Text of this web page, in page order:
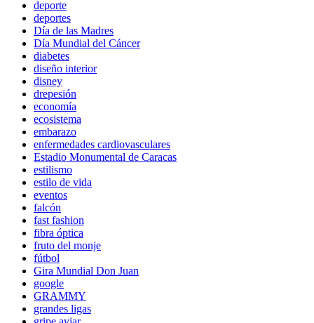
deporte
deportes
Día de las Madres
Día Mundial del Cáncer
diabetes
diseño interior
disney
drepesión
economía
ecosistema
embarazo
enfermedades cardiovasculares
Estadio Monumental de Caracas
estilismo
estilo de vida
eventos
falcón
fast fashion
fibra óptica
fruto del monje
fútbol
Gira Mundial Don Juan
google
GRAMMY
grandes ligas